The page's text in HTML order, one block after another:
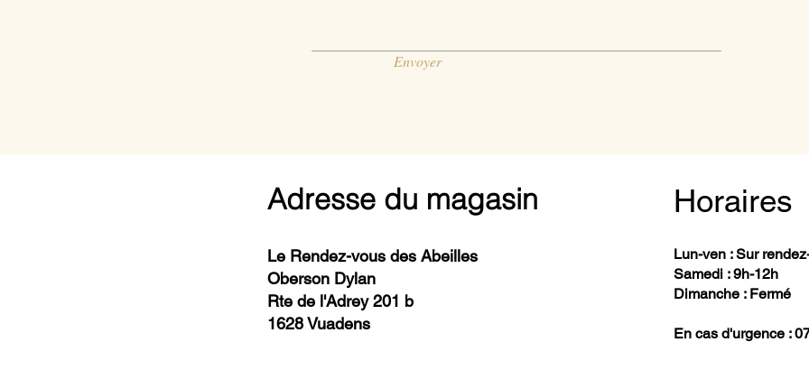
Envoyer
Adresse du magasin
Le Rendez-vous des Abeilles
Oberson Dylan
Rte de l'Adrey 201 b
1628 Vuadens
Horaires
Lun-ven : Sur
Samedi : 9h-12h
Dimanche : Fermé
En cas d'urgence :